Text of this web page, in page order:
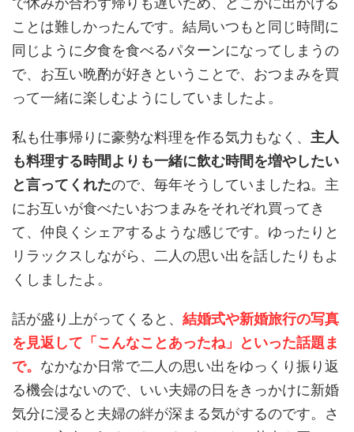
ことは難しかったんです。結局いつもと同じ時間に
同じように夕食を食べるパターンになってしまうの
で、お互い晩酌が好きということで、おつまみを買
って一緒に楽しむようにしていましたよ。
私も仕事帰りに豪勢な料理を作る気力もなく、 主人
も料理する時間よりも一緒に飲む時間を増やしたい
と言ってくれたので、毎年そうしていましたね。主
にお互いが食べたいおつまみをそれぞれ買ってき
て、仲良くシェアするような感じです。ゆったりと
リラックスしながら、二人の思い出を話したりもよ
くしましたよ。
話が盛り上がってくると、 結婚式や新婚旅行の写真
を見返して「こんなことあったね」といった話題ま
で。 なかなか日常で二人の思い出をゆっくり振り返
る機会はないので、いい夫婦の日をきっかけに新婚
気分に浸ると夫婦の絆が深まる気がするのです。さ